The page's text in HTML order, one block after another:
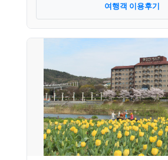
여행객 이용후기